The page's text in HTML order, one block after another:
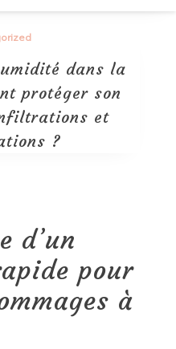
dans la
protéger son
et
?
d’un
pour
à